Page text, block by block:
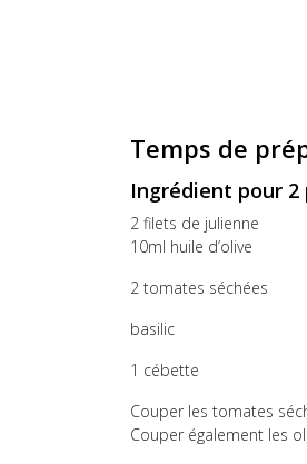
Temps de
Ingrédient pour 2
2 filets de
10ml huile
2 tomates séchées
basilic 1
1 cébette
Couper les tomates
Couper également les